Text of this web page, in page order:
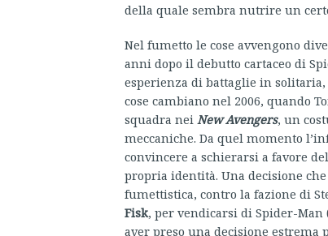
della quale sembra nutrire un
Nel fumetto le cose avvengono
anni dopo il debutto cartaceo di
esperienza di battaglie in
cose cambiano nel 2006, quando
squadra nei New Avengers, un
meccaniche. Da quel momento
convincere a schierarsi a favore
propria identità. Una decisione
fumettistica, contro la fazione di
Fisk, per vendicarsi di Spider-Man
aver preso una decisione estrema